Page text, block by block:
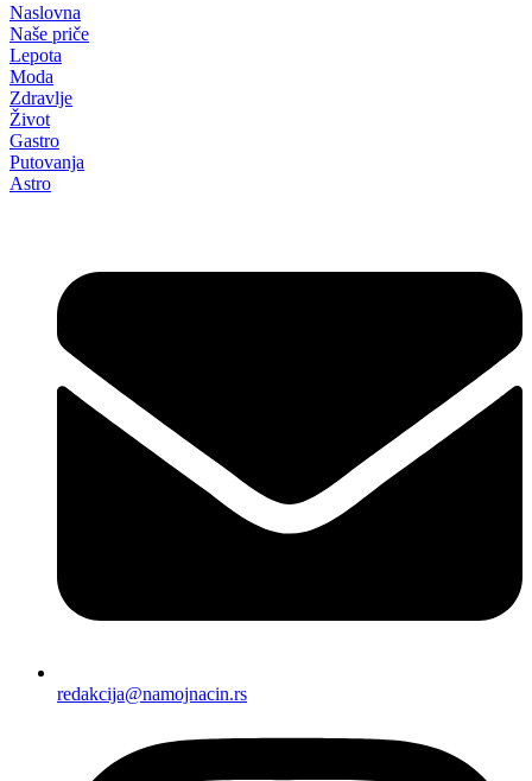
Naslovna
Naše priče
Lepota
Moda
Zdravlje
Život
Gastro
Putovanja
Astro
redakcija@namojnacin.rs